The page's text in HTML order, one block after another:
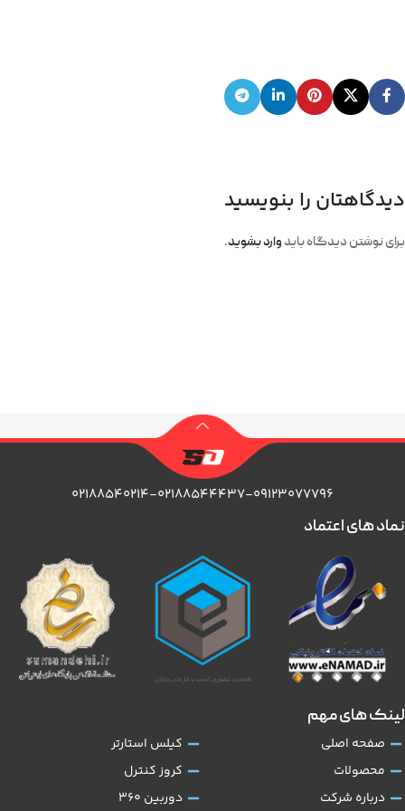
دیدگاهتان را بنویسید
برای نوشتن دیدگاه باید وارد بشوید.
۰۲۱۸۸۵۴۰۲۱۴-۰۲۱۸۸۵۴۴۴۳۷-۰۹۱۲۳۰۷۷۷۹۶
لینک های مهم
صفحه اصلی
محصولات
درباره شرکت
کیلس استارتر
کروز کنترل
دوربین 360
نماد های اعتماد